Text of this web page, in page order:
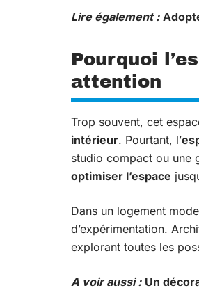
Lire également :
Pourquoi
attention
Trop souvent, cet
intérieur. Pourtant, l’
studio compact ou une
optimiser l’espace
Dans un logement
d’expérimentation.
explorant toutes les
A voir aussi : Un